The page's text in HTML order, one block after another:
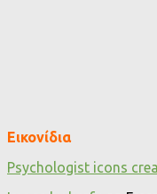
Εικονίδια
Psychologist icons